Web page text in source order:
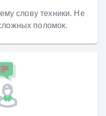
слову техники. Не
поломок.